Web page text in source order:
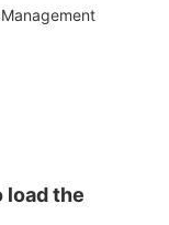
load the